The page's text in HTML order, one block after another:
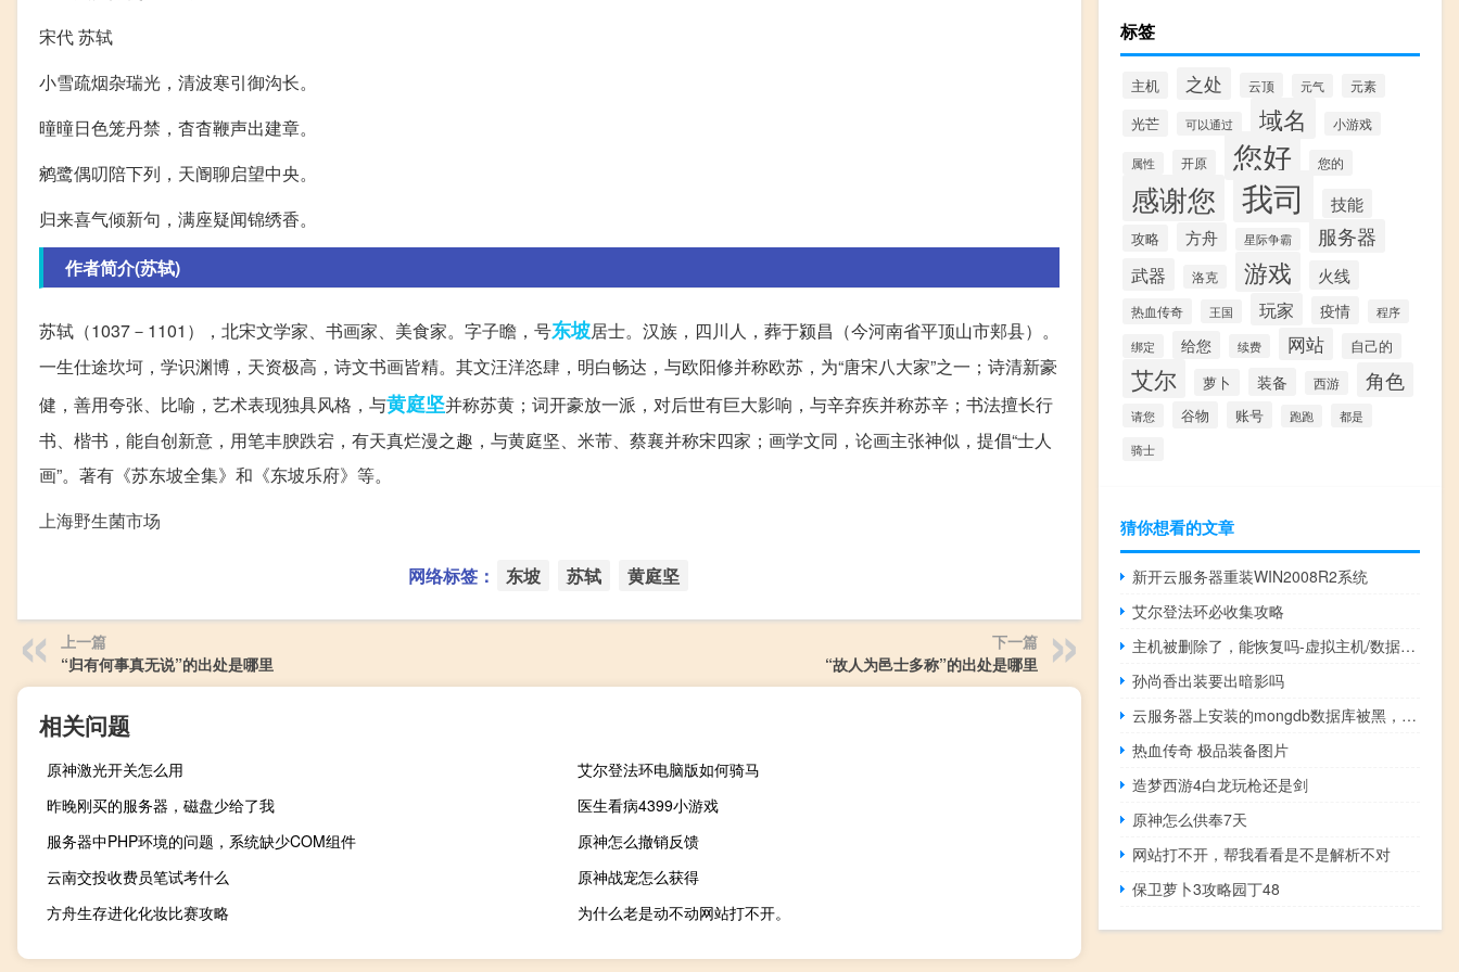
宋代 苏轼
小雪疏烟杂瑞光，清波寒引御沟长。
曈曈日色笼丹禁，杳杳鞭声出建章。
鹓鹭偶叨陪下列，天阍聊启望中央。
归来喜气倾新句，满座疑闻锦绣香。
作者简介(苏轼)
苏轼（1037－1101），北宋文学家、书画家、美食家。字子瞻，号东坡居士。汉族，四川人，葬于颍昌（今河南省平顶山市郏县）。
一生仕途坎坷，学识渊博，天资极高，诗文书画皆精。其文汪洋恣肆，明白畅达，与欧阳修并称欧苏，为“唐宋八大家”之一；诗清新豪
健，善用夸张、比喻，艺术表现独具风格，与黄庭坚并称苏黄；词开豪放一派，对后世有巨大影响，与辛弃疾并称苏辛；书法擅长行
书、楷书，能自创新意，用笔丰腴跌宕，有天真烂漫之趣，与黄庭坚、米芾、蔡襄并称宋四家；画学文同，论画主张神似，提倡“士人
画”。著有《苏东坡全集》和《东坡乐府》等。
上海野生菌市场
网络标签： 东坡 苏轼 黄庭坚
上一篇
“归有何事真无说”的出处是哪里
下一篇
“故人为邑士多称”的出处是哪里
相关问题
原神激光开关怎么用
艾尔登法环电脑版如何骑马
昨晚刚买的服务器，磁盘少给了我
医生看病4399小游戏
服务器中PHP环境的问题，系统缺少COM组件
原神怎么撤销反馈
云南交投收费员笔试考什么
原神战宠怎么获得
方舟生存进化化妆比赛攻略
为什么老是动不动网站打不开。
标签
主机 之处 云顶 元气 元素
光芒 可以通过 域名 小游戏
属性 开原 您好 您的
感谢您 我司 技能
攻略 方舟 星际争霸 服务器
武器 洛克 游戏 火线
热血传奇 王国 玩家 疫情
程序
绑定
给您 续费 网站 自己的
艾尔 萝卜 装备 西游 角色
请您 谷物 账号 跑跑
都是
骑士
猜你想看的文章
新开云服务器重装WIN2008R2系统
艾尔登法环必收集攻略
主机被删除了，能恢复吗-虚拟主机/数据库问题
孙尚香出装要出暗影吗
云服务器上安装的mongdb数据库被黑，如何恢复数据
热血传奇 极品装备图片
造梦西游4白龙玩枪还是剑
原神怎么供奉7天
网站打不开，帮我看看是不是解析不对
保卫萝卜3攻略园丁48